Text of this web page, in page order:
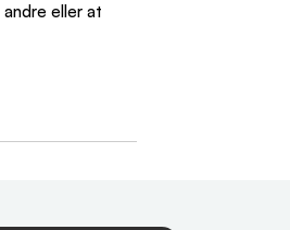
eller at